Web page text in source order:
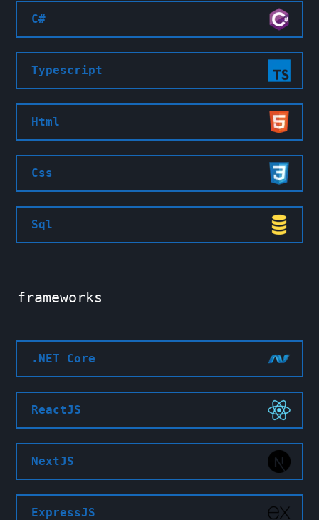
C#
Typescript
Html
Css
Sql
frameworks
.NET Core
ReactJS
NextJS
ExpressJS